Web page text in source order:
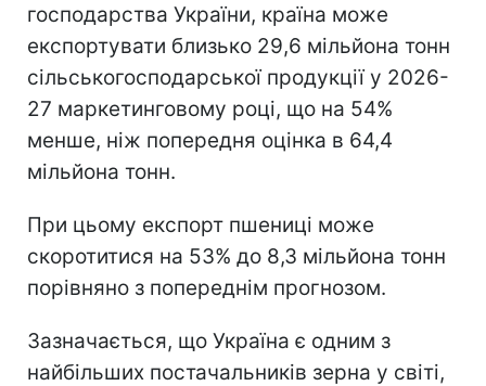
господарства України, країна може
експортувати близько 29,6 мільйона тонн
сільськогосподарської продукції у 2026-
27 маркетинговому році, що на 54%
менше, ніж попередня оцінка в 64,4
мільйона тонн.
При цьому експорт пшениці може
скоротитися на 53% до 8,3 мільйона тонн
порівняно з попереднім прогнозом.
Зазначається, що Україна є одним з
найбільших постачальників зерна у світі,